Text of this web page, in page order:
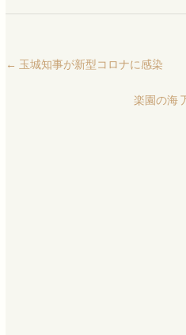
← 玉城知事が新型コロナに感染
楽園の海